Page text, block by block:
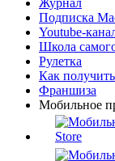
Журнал
Подписка
Youtube-
Школа
Рулетка
Как
Франшиза
Мобильное